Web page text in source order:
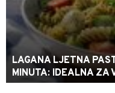
LAGANA LJETNA
MINUTA: IDEALNA ZA